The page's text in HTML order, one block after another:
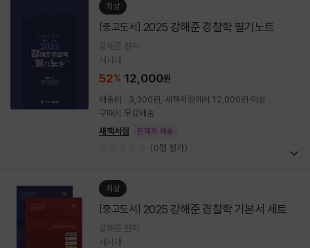
최상
[중고도서] 2025 강해준 경찰학 필기노트
강해준 편저
새시대
52% 12,000원
배송비 : 3,300원, 새책서점에서 12,000원 이상
구매시 무료배송
새책서점
판매자 배송
(0명 평가)
최상
[중고도서] 2025 강해준 경찰학 기본서 세트
강해준 편저
새시대